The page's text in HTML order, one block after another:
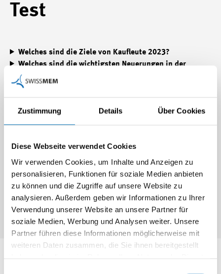
Zustimmung Details Über Cookies
Diese Webseite verwendet Cookies
Wir verwenden Cookies, um Inhalte und Anzeigen zu
personalisieren, Funktionen für soziale Medien anbieten
zu können und die Zugriffe auf unsere Website zu
analysieren. Außerdem geben wir Informationen zu Ihrer
Verwendung unserer Website an unsere Partner für
soziale Medien, Werbung und Analysen weiter. Unsere
Partner führen diese Informationen möglicherweise mit
weiteren Daten zusammen, die Sie ihnen bereitgestellt
Test
Welches sind die Ziele von Kaufleute 2023?
Welches sind die wichtigsten Neuerungen in der
Ausbildung im Betrieb?
Welches sind die Ziele von Kaufleute 2023?
Ausbildung im Betrieb?
War dieser Artikel lesenswert?